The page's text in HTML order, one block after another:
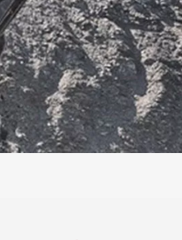
Español
Português